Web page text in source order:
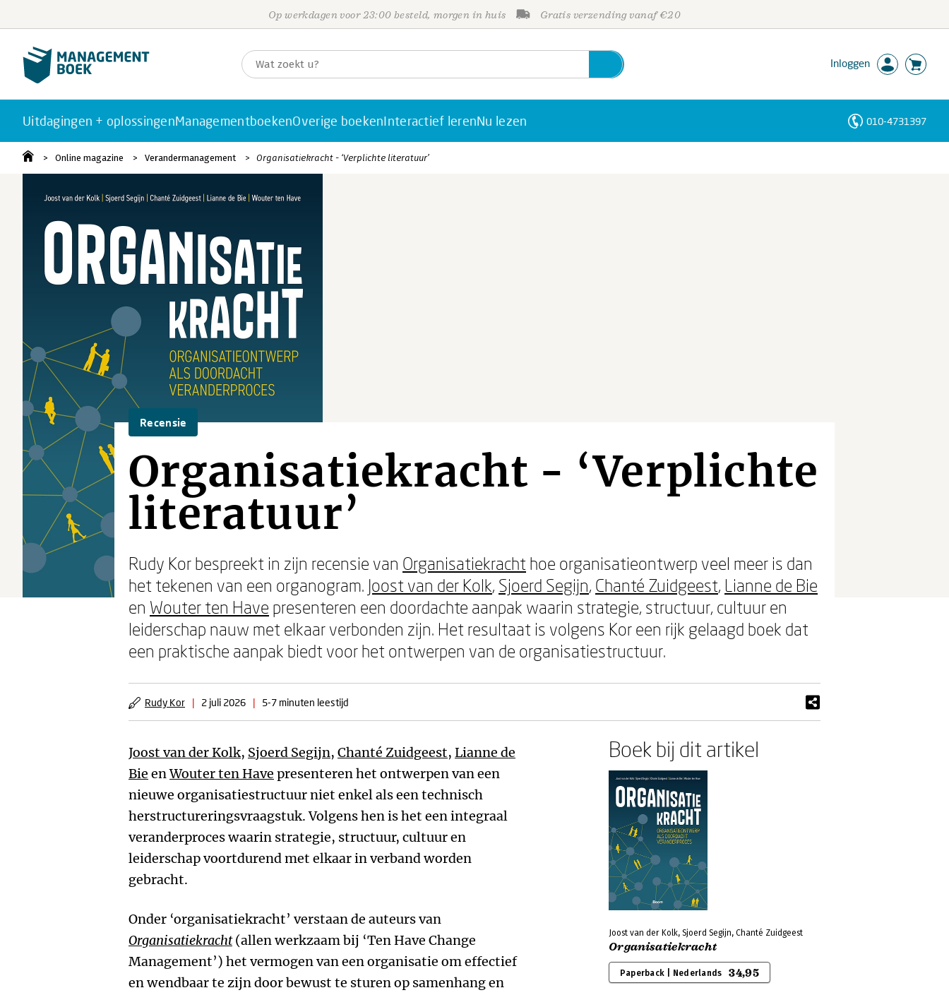
Op werkdagen voor 23:00 besteld, morgen in huis Gratis verzending vanaf €20
Inloggen
Uitdagingen + oplossingenManagementboekenOverige boekenInteractief lerenNu lezen 010-4731397
Online magazine Verandermanagement Organisatiekracht - ‘Verplichte literatuur’
Recensie
Organisatiekracht - ‘Verplichte
literatuur’
Rudy Kor bespreekt in zijn recensie van Organisatiekracht hoe organisatieontwerp veel meer is dan
het tekenen van een organogram. Joost van der Kolk, Sjoerd Segijn, Chanté Zuidgeest, Lianne de Bie
en Wouter ten Have presenteren een doordachte aanpak waarin strategie, structuur, cultuur en
leiderschap nauw met elkaar verbonden zijn. Het resultaat is volgens Kor een rijk gelaagd boek dat
een praktische aanpak biedt voor het ontwerpen van de organisatiestructuur.
Rudy Kor | 2 juli 2026 | 5-7 minuten leestijd
Joost van der Kolk, Sjoerd Segijn, Chanté Zuidgeest, Lianne de
Bie enWouter ten Have presenteren het ontwerpen van een
nieuwe organisatiestructuur niet enkel als een technisch
herstructureringsvraagstuk. Volgens hen is het een integraal
veranderproces waarin strategie, structuur, cultuur en
leiderschap voortdurend met elkaar in verband worden
gebracht.
Onder ‘organisatiekracht’ verstaan de auteurs van
Organisatiekracht(allen werkzaam bij ‘Ten Have Change
Management’) het vermogen van een organisatie om effectief
en wendbaar te zijn door bewust te sturen op samenhang en
Boek bij dit artikel
Joost van der Kolk, Sjoerd Segijn, Chanté Zuidgeest
Organisatiekracht
Paperback | Nederlands 34,95
Personen